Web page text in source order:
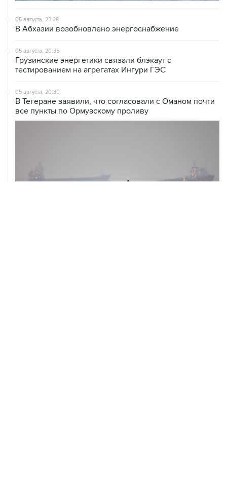
05 августа, 23:28
В Абхазии возобновлено энергоснабжение
05 августа, 20:35
Грузинские энергетики связали блэкаут с
тестированием на агрегатах Ингури ГЭС
05 августа, 20:30
В Тегеране заявили, что согласовали с Оманом почти
все пункты по Ормузскому проливу